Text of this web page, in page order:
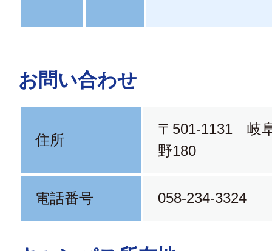
お問い合わせ
住所
〒501-1131 岐
野180
電話番号 058-234-3324